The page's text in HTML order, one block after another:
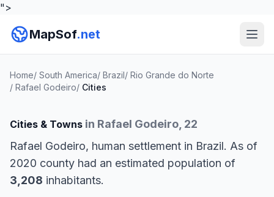
">
MapSof.net
Home/ South America/ Brazil/ Rio Grande do Norte
/ Rafael Godeiro/ Cities
Cities & Towns in Rafael Godeiro, 22
Rafael Godeiro, human settlement in Brazil. As of
2020 county had an estimated population of
3,208 inhabitants.